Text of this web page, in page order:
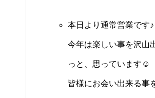
本日より通常営業です♪
今年は楽しい事を沢山
っと、思っています☺️
皆様にお会い出来る事